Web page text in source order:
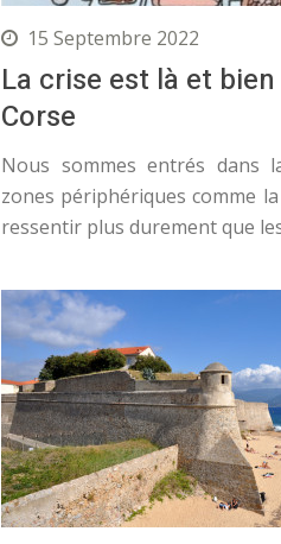
15 Septembre 2022
La crise est là et bien
Corse
Nous sommes entrés dans
zones périphériques comme
ressentir plus durement que